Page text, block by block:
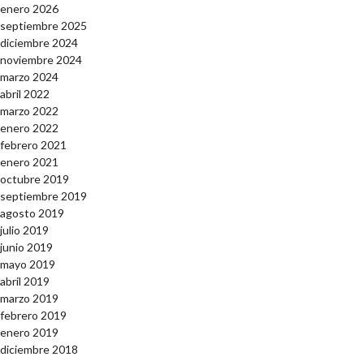
enero 2026
septiembre 2025
diciembre 2024
noviembre 2024
marzo 2024
abril 2022
marzo 2022
enero 2022
febrero 2021
enero 2021
octubre 2019
septiembre 2019
agosto 2019
julio 2019
junio 2019
mayo 2019
abril 2019
marzo 2019
febrero 2019
enero 2019
diciembre 2018